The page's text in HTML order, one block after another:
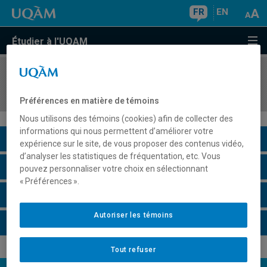
FR EN
Étudier à l'UQAM
COURS//
Description du cours
Horaire - Été 2026
Préférences en matière de témoins
Nous utilisons des témoins (cookies) afin de collecter des
informations qui nous permettent d’améliorer votre
expérience sur le site, de vous proposer des contenus vidéo,
d’analyser les statistiques de fréquentation, etc. Vous
pouvez personnaliser votre choix en sélectionnant
« Préférences ».
Tout refuser
Autoriser les témoins